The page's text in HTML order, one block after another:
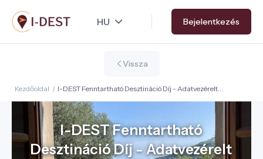
Ugrás
a
tartalomra
Bejelentkezés
Vissza
Kezdőoldal / I-DEST Fenntartható Desztináció Díj - Adatvezérelt
elismerés települések és térségek számára, GSTC
standardok alapján
I-DEST Fenntartható
Desztináció Díj - Adatvezérelt